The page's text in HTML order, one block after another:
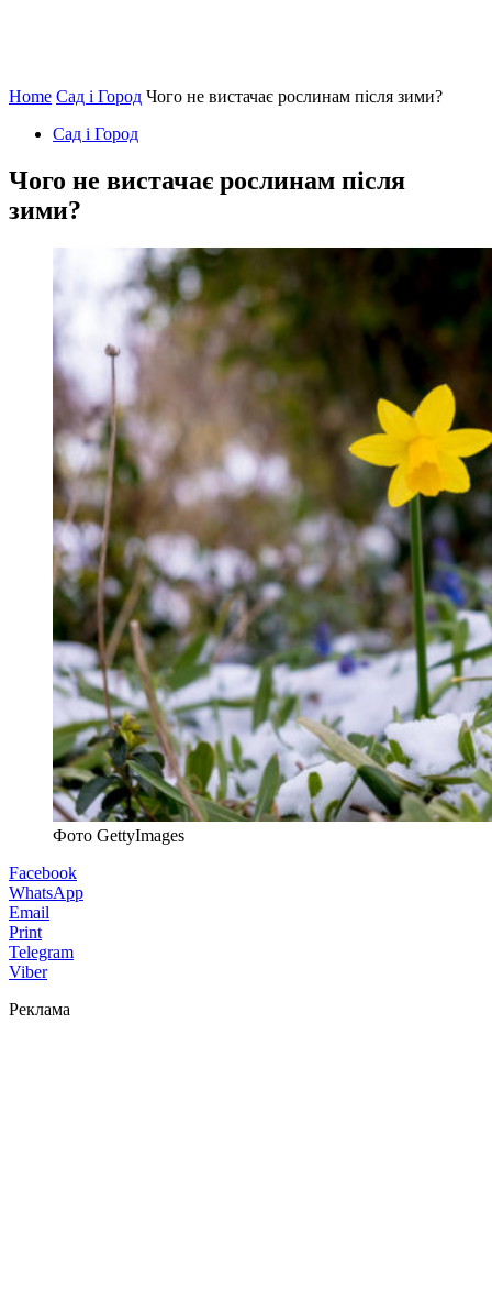
Home Сад і Город Чого не вистачає рослинам після зими?
Сад і Город
Чого не вистачає рослинам після
зими?
Фото GettyImages
Facebook
WhatsApp
Email
Print
Telegram
Viber
Реклама